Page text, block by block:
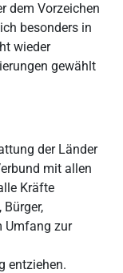
dem Vorzeichen
besonders in
wieder
gewählt
der Länder
mit allen
Kräfte
Umfang zur
entziehen.